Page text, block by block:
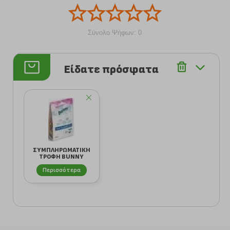
Σύνολο Ψήφων: 0
Είδατε πρόσφατα
ΣΥΜΠΛΗΡΩΜΑΤΙΚΗ
ΤΡΟΦΗ BUNNY
NATURE HAIR &
SKIN...
Περισσότερα